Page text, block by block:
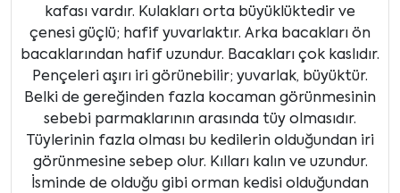
kafası vardır. Kulakları orta büyüklüktedir ve
çenesi güçlü; hafif yuvarlaktır. Arka bacakları ön
bacaklarından hafif uzundur. Bacakları çok kaslıdır.
Pençeleri aşırı iri görünebilir; yuvarlak, büyüktür.
Belki de gereğinden fazla kocaman görünmesinin
sebebi parmaklarının arasında tüy olmasıdır.
Tüylerinin fazla olması bu kedilerin olduğundan iri
görünmesine sebep olur. Kılları kalın ve uzundur.
İsminde de olduğu gibi orman kedisi olduğundan